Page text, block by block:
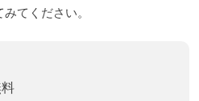
てください。